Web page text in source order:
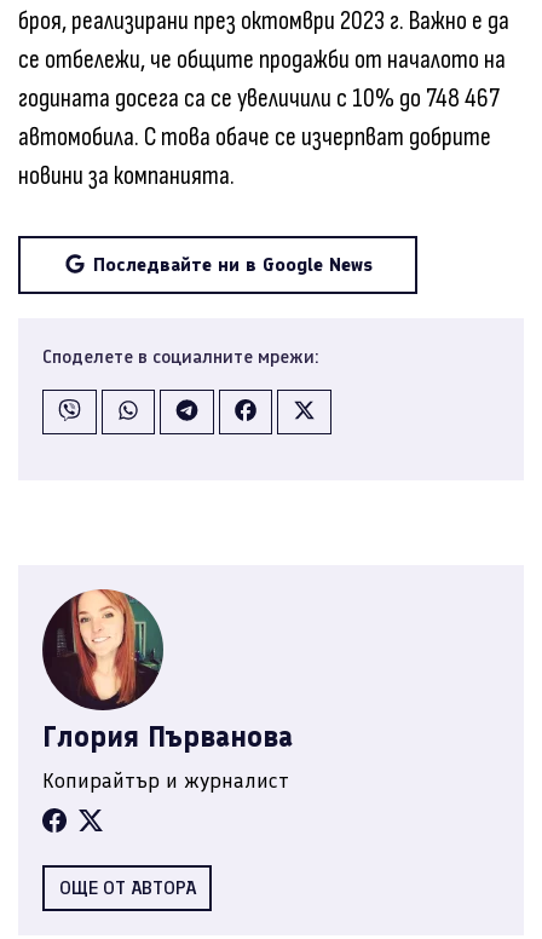
броя, реализирани през октомври 2023 г. Важно е да
се отбележи, че общите продажби от началото на
годината досега са се увеличили с 10% до 748 467
автомобила. С това обаче се изчерпват добрите
новини за компанията.
Последвайте ни в Google News
Споделете в социалните мрежи:
Глория Първанова
Копирайтър и журналист
ОЩЕ ОТ АВТОРА